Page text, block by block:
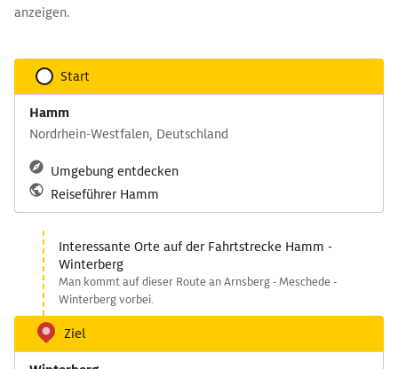
anzeigen.
Start
Hamm
Nordrhein-Westfalen, Deutschland
Umgebung entdecken
Reiseführer Hamm
Interessante Orte auf der Fahrtstrecke Hamm -
Winterberg
Man kommt auf dieser Route an Arnsberg - Meschede -
Winterberg vorbei.
Ziel